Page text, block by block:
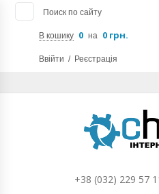
Поиск по сайту
В кошику 0 на 0 грн.
Ввійти / Реєстрація
+38 (032) 229 57